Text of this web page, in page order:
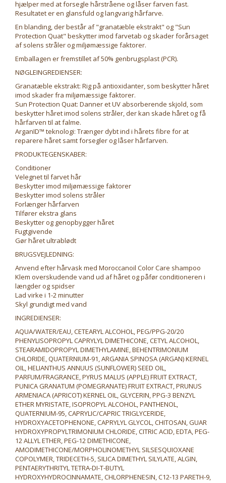
hjælper med at forsegle hårstråene og låser farven fast.
Resultatet er en glansfuld og langvarig hårfarve.
En blanding, der består af "granatæble ekstrakt" og "Sun
Protection Quat" beskytter imod farvetab og skader forårsaget
af solens stråler og miljømæssige faktorer.
Emballagen er fremstillet af 50% genbrugsplast (PCR).
NØGLEINGREDIENSER:
Granatæble ekstrakt: Rig på antioxidanter, som beskytter håret
imod skader fra miljømæssige faktorer.
Sun Protection Quat: Danner et UV absorberende skjold, som
beskytter håret imod solens stråler, der kan skade håret og få
hårfarven til at falme.
ArganID™ teknologi: Trænger dybt ind i hårets fibre for at
reparere håret samt forsegler og låser hårfarven.
PRODUKTEGENSKABER:
Conditioner
Velegnet til farvet hår
Beskytter imod miljømæssige faktorer
Beskytter imod solens stråler
Forlænger hårfarven
Tilfører ekstra glans
Beskytter og genopbygger håret
Fugtgivende
Gør håret ultrablødt
BRUGSVEJLEDNING:
Anvend efter hårvask med Moroccanoil Color Care shampoo
Klem overskudende vand ud af håret og påfør conditioneren i
længder og spidser
Lad virke i 1-2 minutter
Skyl grundigt med vand
INGREDIENSER:
AQUA/WATER/EAU, CETEARYL ALCOHOL, PEG/PPG-20/20
PHENYLISOPROPYL CAPRYLYL DIMETHICONE, CETYL ALCOHOL,
STEARAMIDOPROPYL DIMETHYLAMINE, BEHENTRIMONIUM
CHLORIDE, QUATERNIUM-91, ARGANIA SPINOSA (ARGAN) KERNEL
OIL, HELIANTHUS ANNUUS (SUNFLOWER) SEED OIL,
PARFUM/FRAGRANCE, PYRUS MALUS (APPLE) FRUIT EXTRACT,
PUNICA GRANATUM (POMEGRANATE) FRUIT EXTRACT, PRUNUS
ARMENIACA (APRICOT) KERNEL OIL, GLYCERIN, PPG-3 BENZYL
ETHER MYRISTATE, ISOPROPYL ALCOHOL, PANTHENOL,
QUATERNIUM-95, CAPRYLIC/CAPRIC TRIGLYCERIDE,
HYDROXYACETOPHENONE, CAPRYLYL GLYCOL, CHITOSAN, GUAR
HYDROXYPROPYLTRIMONIUM CHLORIDE, CITRIC ACID, EDTA, PEG-
12 ALLYL ETHER, PEG-12 DIMETHICONE,
AMODIMETHICONE/MORPHOLINOMETHYL SILSESQUIOXANE
COPOLYMER, TRIDECETH-5, SILICA DIMETHYL SILYLATE, ALGIN,
PENTAERYTHRITYL TETRA-DI-T-BUTYL
HYDROXYHYDROCINNAMATE, CHLORPHENESIN, C12-13 PARETH-9,